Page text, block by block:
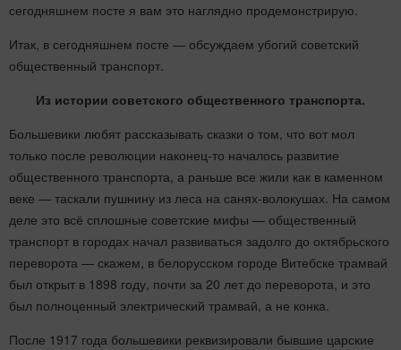
сегодняшнем посте я вам это наглядно продемонстрирую.
Итак, в сегодняшнем посте — обсуждаем убогий советский
общественный транспорт.
Из истории советского общественного транспорта.
Большевики любят рассказывать сказки о том, что вот мол
только после революции наконец-то началось развитие
общественного транспорта, а раньше все жили как в каменном
веке — таскали пушнину из леса на санях-волокушах. На самом
деле это всё сплошные советские мифы — общественный
транспорт в городах начал развиваться задолго до октябрьского
переворота — скажем, в белорусском городе Витебске трамвай
был открыт в 1898 году, почти за 20 лет до переворота, и это
был полноценный электрический трамвай, а не конка.
После 1917 года большевики реквизировали бывшие царские